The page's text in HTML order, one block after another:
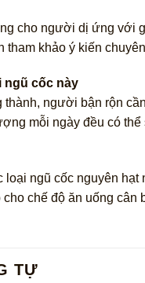
cho người dị ứng với
tham khảo ý kiến
ngũ cốc này
người bận rộn
mỗi ngày đều có
ngũ cốc nguyên
chế độ ăn uống cân
TỰ